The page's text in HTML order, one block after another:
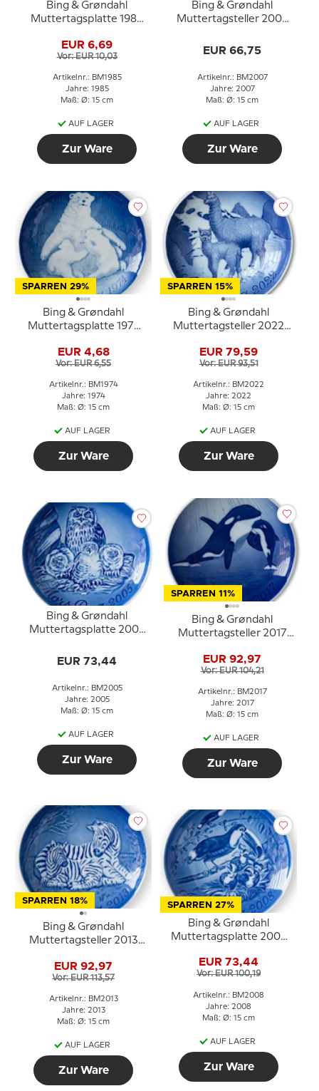
Bing & Grøndahl
Muttertagsplatte 1985
EUR 6,69
Vor: EUR 10,03
Artikelnr.: BM1985
Jahre: 1985
Maß: Ø: 15 cm
AUF LAGER
Zur Ware
Bing & Grøndahl
Muttertagsteller 2007
EUR 66,75
Artikelnr.: BM2007
Jahre: 2007
Maß: Ø: 15 cm
AUF LAGER
Zur Ware
SPARREN 29%
Bing & Grøndahl
Muttertagsplatte 1974
EUR 4,68
Vor: EUR 6,55
Artikelnr.: BM1974
Jahre: 1974
Maß: Ø: 15 cm
AUF LAGER
Zur Ware
SPARREN 15%
Bing & Grøndahl
Muttertagsteller 2022
EUR 79,59
Vor: EUR 93,51
Artikelnr.: BM2022
Jahre: 2022
Maß: Ø: 15 cm
AUF LAGER
Zur Ware
Bing & Grøndahl
Muttertagsplatte 2005
EUR 73,44
Artikelnr.: BM2005
Jahre: 2005
Maß: Ø: 15 cm
AUF LAGER
Zur Ware
SPARREN 11%
Bing & Grøndahl
Muttertagsteller 2017
EUR 92,97
Vor: EUR 104,21
Artikelnr.: BM2017
Jahre: 2017
Maß: Ø: 15 cm
AUF LAGER
Zur Ware
SPARREN 18%
Bing & Grøndahl
Muttertagsteller 2013
EUR 92,97
Vor: EUR 113,57
Artikelnr.: BM2013
Jahre: 2013
Maß: Ø: 15 cm
AUF LAGER
Zur Ware
SPARREN 27%
Bing & Grøndahl
Muttertagsplatte 2008
EUR 73,44
Vor: EUR 100,19
Artikelnr.: BM2008
Jahre: 2008
Maß: Ø: 15 cm
AUF LAGER
Zur Ware